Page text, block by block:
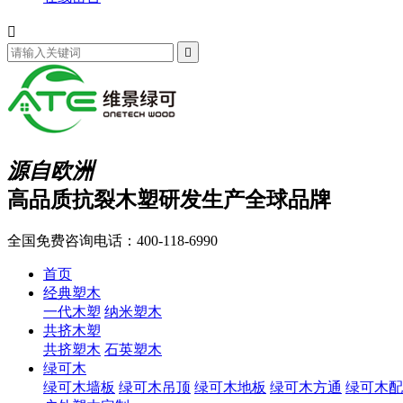


源自欧洲
高品质抗裂木塑研发生产全球品牌
全国免费咨询电话： 400-118-6990
首页
经典塑木
一代木塑 纳米塑木
共挤木塑
共挤塑木 石英塑木
绿可木
绿可木墙板 绿可木吊顶 绿可木地板 绿可木方通 绿可木